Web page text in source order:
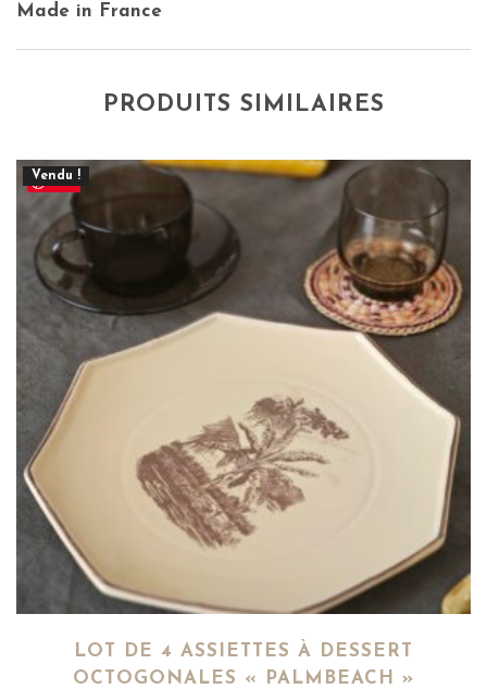
Made in France
PRODUITS SIMILAIRES
Save
Vendu !
LOT DE 4 ASSIETTES À DESSERT
OCTOGONALES « PALMBEACH »